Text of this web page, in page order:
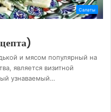
Салаты
и мясом популярный на
является визитной
узнаваемый…